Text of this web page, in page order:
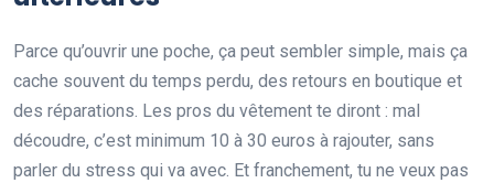
Parce qu’ouvrir une poche, ça peut sembler simple, mais ça
cache souvent du temps perdu, des retours en boutique et
des réparations. Les pros du vêtement te diront : mal
découdre, c’est minimum 10 à 30 euros à rajouter, sans
parler du stress qui va avec. Et franchement, tu ne veux pas